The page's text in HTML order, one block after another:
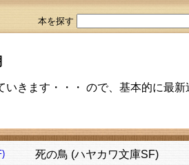
本を探す
いきます・・・ ので、基本的に最
死の鳥 (ハヤカワ文庫SF)